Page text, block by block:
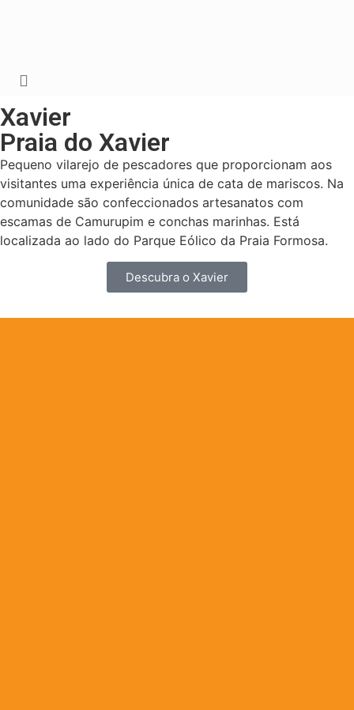
Xavier
Praia do Xavier
Pequeno vilarejo de pescadores que proporcionam aos
visitantes uma experiência única de cata de mariscos. Na
comunidade são confeccionados artesanatos com
escamas de Camurupim e conchas marinhas. Está
localizada ao lado do Parque Eólico da Praia Formosa.
Descubra o Xavier